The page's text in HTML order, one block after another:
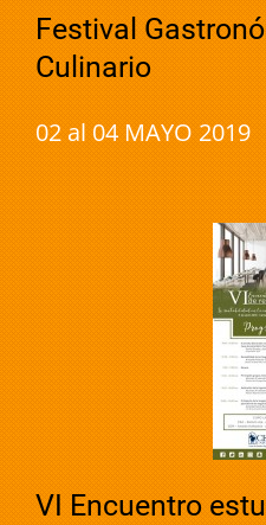
Festival
Culinario
02 al 04 MAYO 2019
VI Encuentro